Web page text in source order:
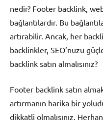
nedir? Footer backlink,
bağlantılardır. Bu
artırabilir. Ancak, her
backlinkler, SEO’nuzu
backlink satın almalısınız?
Footer backlink satın
artırmanın harika bir
dikkatli olmalısınız.